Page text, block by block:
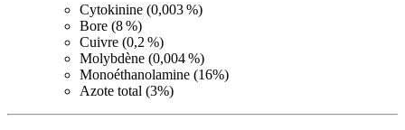
Cytokinine (0,003 %)
Bore (8 %)
Cuivre (0,2 %)
Molybdène (0,004 %)
Monoéthanolamine (16%)
Azote total (3%)